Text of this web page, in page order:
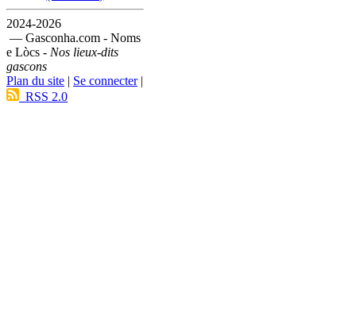
2024-2026
— Gasconha.com - Noms
e Lòcs - Nos lieux-dits
gascons
Plan du site | Se connecter|
RSS 2.0